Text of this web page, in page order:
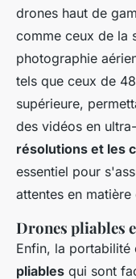
drones haut de
comme ceux de la
photographie
tels que ceux de
supérieure,
des vidéos en
résolutions et les
essentiel pour
attentes en
Drones pliables
Enfin, la portabilité
pliables qui sont